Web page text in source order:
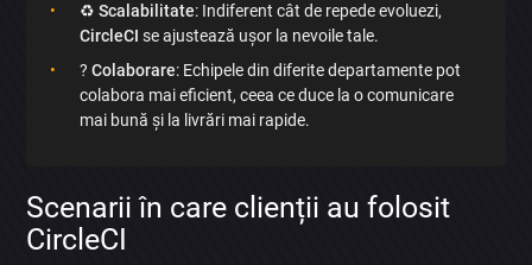
♻️Scalabilitate: Indiferent cât de repede evoluezi,
CircleCI se ajustează ușor la nevoile tale.
?Colaborare: Echipele din diferite departamente pot
colabora mai eficient, ceea ce duce la o comunicare
mai bună și la livrări mai rapide.
Scenarii în care clienții au folosit
CircleCI